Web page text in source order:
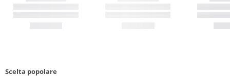
Scelta popolare